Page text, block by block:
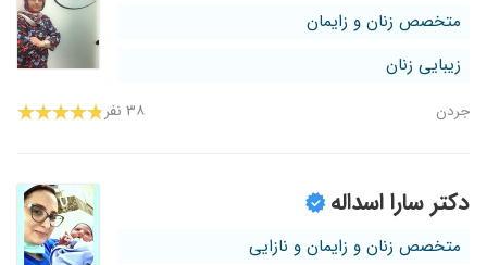
متخصص زنان و زایمان
زیبایی زنان
جردن ۳۸ نفر
دکتر سارا اسداله
متخصص زنان و زایمان و نازایی